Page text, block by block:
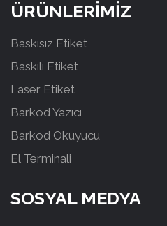
ÜRÜNLERİMİZ
Baskısız Etiket
Baskılı Etiket
Laser Etiket
Barkod Yazıcı
Barkod Okuyucu
El Terminali
SOSYAL MEDYA